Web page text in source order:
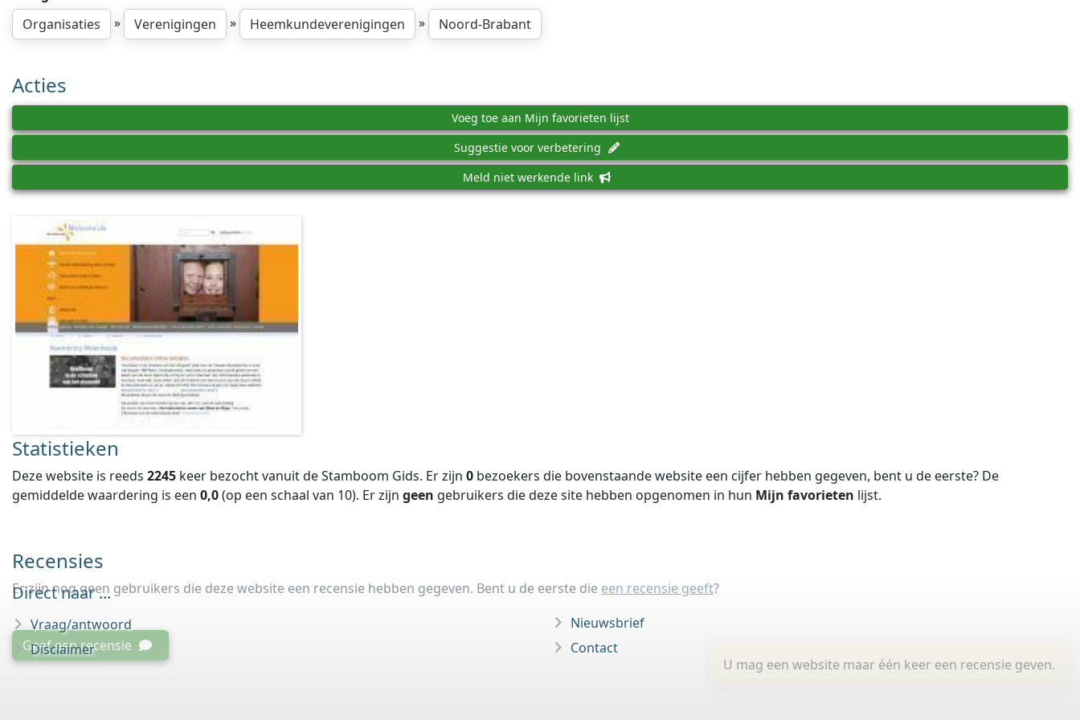
Organisaties
» Verenigingen » Heemkundeverenigingen » Noord-Brabant
Acties
Voeg toe aan Mijn favorieten lijst
Suggestie voor verbetering
Meld niet werkende link
Statistieken
Deze website is reeds 2245 keer bezocht vanuit de Stamboom Gids. Er zijn 0 bezoekers die bovenstaande website een cijfer hebben gegeven, bent u de eerste? De
gemiddelde waardering is een 0,0(op een schaal van 10). Er zijn geen gebruikers die deze site hebben opgenomen in hun Mijn favorieten lijst.
Recensies
Er zijn nog geen gebruikers die deze website een recensie hebben gegeven. Bent u de eerste die een recensie geeft?
U mag een website maar één keer een recensie geven.
Geef een recensie
Direct naar ...
Vraag/antwoord
Disclaimer
Nieuwsbrief
Contact